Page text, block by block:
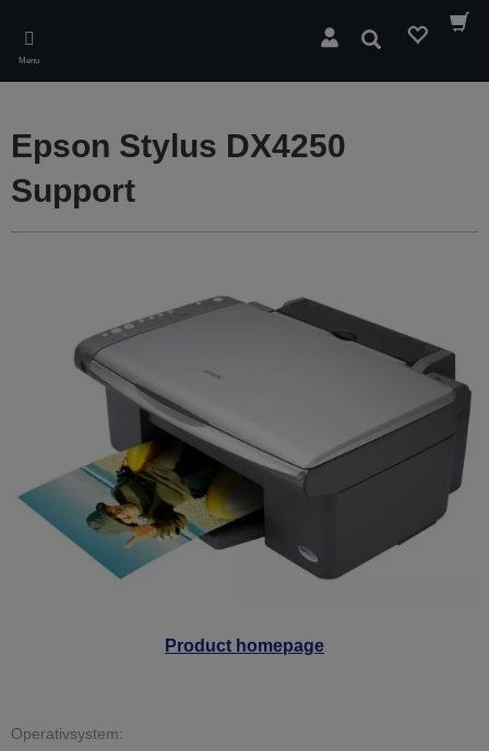
main
content
Menu
Søg
Product homepage
Epson Stylus DX4250
Support
Operativsystem: